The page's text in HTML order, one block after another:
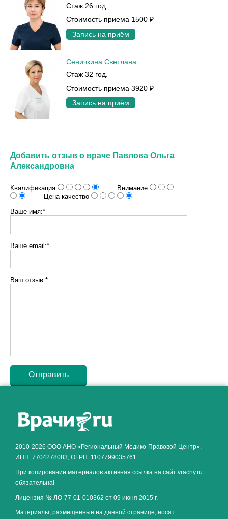
Стаж 26 год.
Стоимость приема 1500 ₽
Запись на приём
Сеничкина Светлана
Стаж 32 год.
Стоимость приема 3920 ₽
Запись на приём
Добавить отзыв о враче Павлова Ольга
Александровна
Квалификация
Внимание
Цена-качество
Ваше имя:*
Ваше email:*
Ваш отзыв:*
2010-2026 ООО АНО «Региональный Медико-Правовой Центр»,
ИНН: 7704278083, ОГРН: 1107799035761
При копировании материалов активная ссылка на сайт vrachy.ru
обязательна!
Лицензия № ЛО-77-01-010362 от 09 июня 2015 г.
Материалы, размещенные на данной странице, носят